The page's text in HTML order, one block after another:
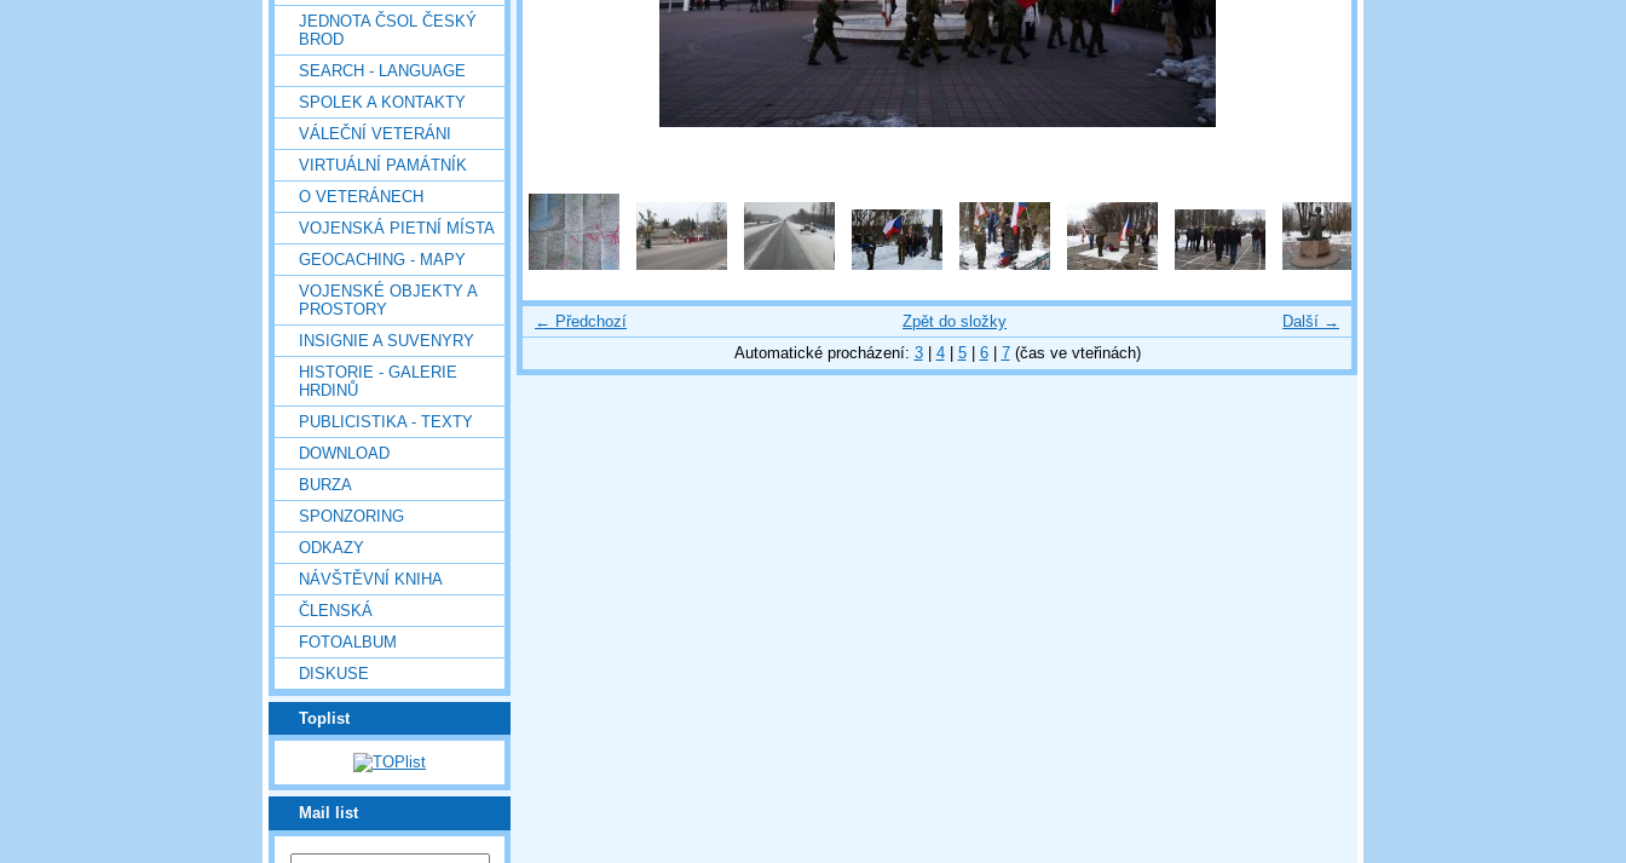
JEDNOTA ČSOL ČESKÝ
BROD
SEARCH - LANGUAGE
SPOLEK A KONTAKTY
VÁLEČNÍ VETERÁNI
VIRTUÁLNÍ PAMÁTNÍK
O VETERÁNECH
VOJENSKÁ PIETNÍ MÍSTA
GEOCACHING - MAPY
VOJENSKÉ OBJEKTY A
PROSTORY
INSIGNIE A SUVENYRY
HISTORIE - GALERIE
HRDINŮ
PUBLICISTIKA - TEXTY
DOWNLOAD
BURZA
SPONZORING
ODKAZY
NÁVŠTĚVNÍ KNIHA
ČLENSKÁ
FOTOALBUM
DISKUSE
Toplist
Mail list
← Předchozí Další →
Zpět do složky
Automatické procházení: 3| 4| 5| 6| 7(čas ve vteřinách)